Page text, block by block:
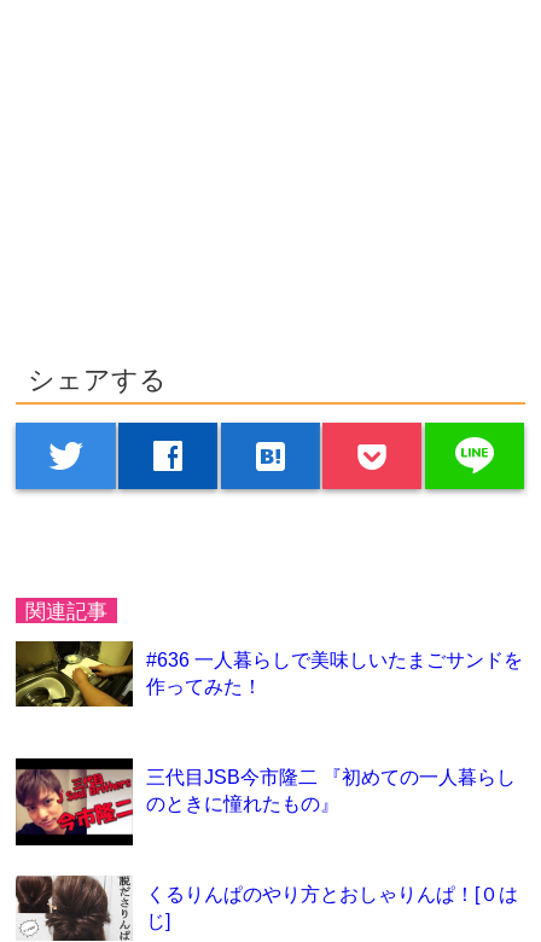
シェアする
twitter facebook hatenabookmark line
関連記事
#636 一人暮らしで美味しいたまごサンドを
作ってみた！
三代目JSB今市隆二 『初めての一人暮らし
のときに憧れたもの』
くるりんぱのやり方とおしゃりんぱ！[０は
じ]